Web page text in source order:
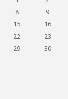
8
9
15
16
22
23
29
30